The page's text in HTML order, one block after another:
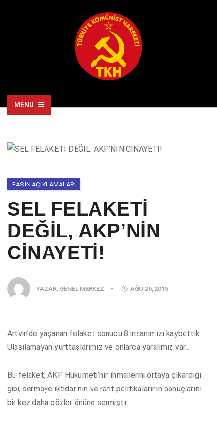
MENU
BASIN AÇIKLAMALARI
SEL FELAKETİ
DEĞİL, AKP’NİN
CİNAYETİ!
YAZAR: GENEL MERKEZ - AĞU 26, 2015
Artvin’de yaşanan felaket sonucu 8 insanımızı kaybettik.
Ulaşılamayan yurttaşlarımız ve onlarca yaralımız var…
Bu felaket, AKP Hükümeti’nin ihmallerini ortaya çıkardığı
gibi, sermaye iktidarının ve rant politikalarının sonuçlarını
bir kez daha gözler önüne sermiştir.